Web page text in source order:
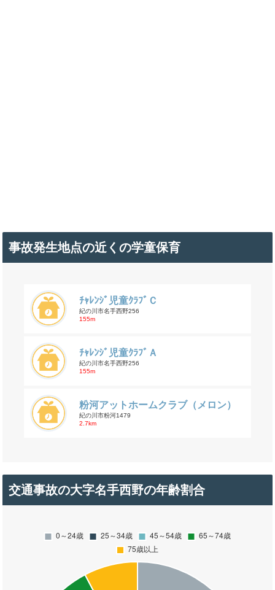
事故発生地点の近くの学童保育
ﾁｬﾚﾝｼﾞ児童ｸﾗﾌﾞＣ
紀の川市名手西野256
155m
ﾁｬﾚﾝｼﾞ児童ｸﾗﾌﾞＡ
紀の川市名手西野256
155m
粉河アットホームクラブ（メロン）
紀の川市粉河1479
2.7km
交通事故の大字名手西野の年齢割合